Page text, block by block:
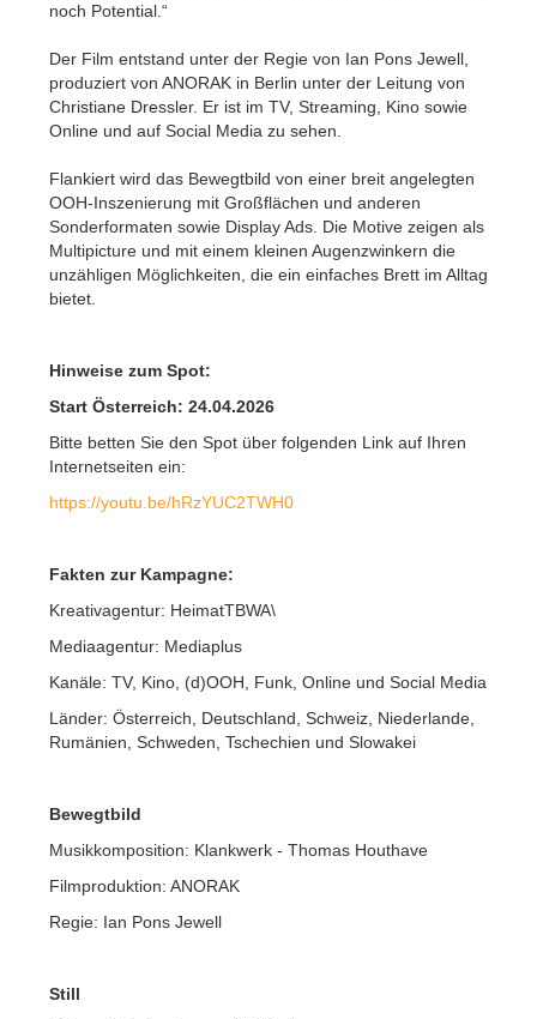
noch Potential.“
Der Film entstand unter der Regie von Ian Pons Jewell,
produziert von ANORAK in Berlin unter der Leitung von
Christiane Dressler. Er ist im TV, Streaming, Kino sowie
Online und auf Social Media zu sehen.
Flankiert wird das Bewegtbild von einer breit angelegten
OOH-Inszenierung mit Großflächen und anderen
Sonderformaten sowie Display Ads. Die Motive zeigen als
Multipicture und mit einem kleinen Augenzwinkern die
unzähligen Möglichkeiten, die ein einfaches Brett im Alltag
bietet.
Hinweise zum Spot:
Start Österreich: 24.04.2026
Bitte betten Sie den Spot über folgenden Link auf Ihren
Internetseiten ein:
https://youtu.be/hRzYUC2TWH0
Fakten zur Kampagne:
Kreativagentur: HeimatTBWA\
Mediaagentur: Mediaplus
Kanäle: TV, Kino, (d)OOH, Funk, Online und Social Media
Länder: Österreich, Deutschland, Schweiz, Niederlande,
Rumänien, Schweden, Tschechien und Slowakei
Bewegtbild
Musikkomposition: Klankwerk - Thomas Houthave
Filmproduktion: ANORAK
Regie: Ian Pons Jewell
Still